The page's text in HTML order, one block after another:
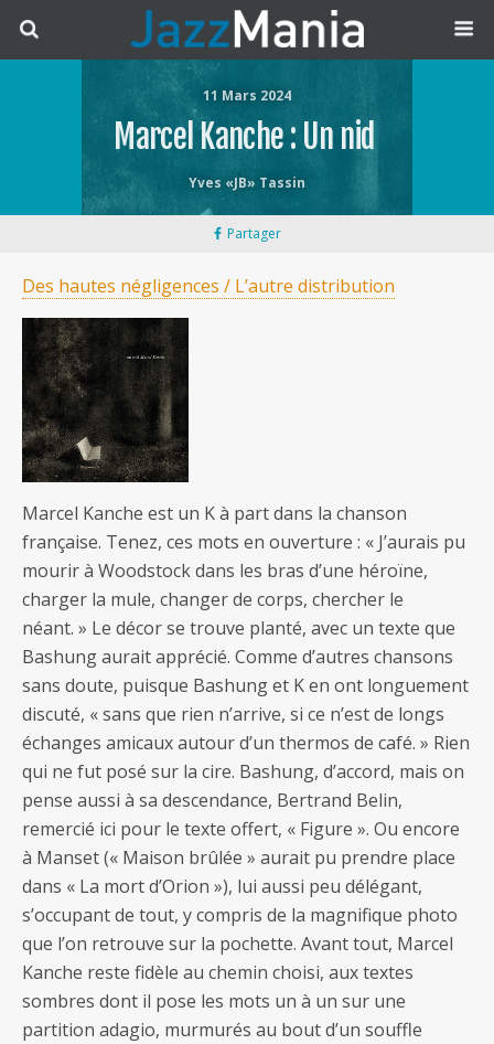
11 Mars 2024
Marcel Kanche : Un nid
Yves «JB» Tassin
Partager
Des hautes négligences / L’autre distribution
Marcel Kanche est un K à part dans la chanson
française. Tenez, ces mots en ouverture : « J’aurais pu
mourir à Woodstock dans les bras d’une héroïne,
charger la mule, changer de corps, chercher le
néant. » Le décor se trouve planté, avec un texte que
Bashung aurait apprécié. Comme d’autres chansons
sans doute, puisque Bashung et K en ont longuement
discuté, « sans que rien n’arrive, si ce n’est de longs
échanges amicaux autour d’un thermos de café. » Rien
qui ne fut posé sur la cire. Bashung, d’accord, mais on
pense aussi à sa descendance, Bertrand Belin,
remercié ici pour le texte offert, « Figure ». Ou encore
à Manset (« Maison brûlée » aurait pu prendre place
dans « La mort d’Orion »), lui aussi peu délégant,
s’occupant de tout, y compris de la magnifique photo
que l’on retrouve sur la pochette. Avant tout, Marcel
Kanche reste fidèle au chemin choisi, aux textes
sombres dont il pose les mots un à un sur une
partition adagio, murmurés au bout d’un souffle